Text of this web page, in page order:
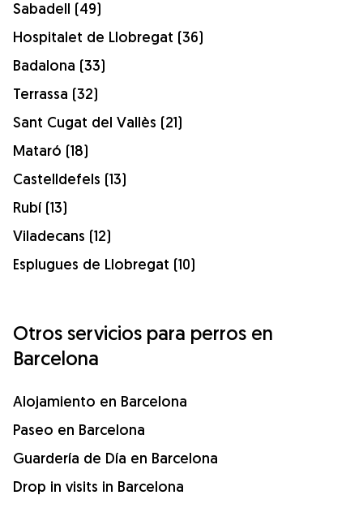
Sabadell (49)
Hospitalet de Llobregat (36)
Badalona (33)
Terrassa (32)
Sant Cugat del Vallès (21)
Mataró (18)
Castelldefels (13)
Rubí (13)
Viladecans (12)
Esplugues de Llobregat (10)
Otros servicios para perros en
Barcelona
Alojamiento en Barcelona
Paseo en Barcelona
Guardería de Día en Barcelona
Drop in visits in Barcelona